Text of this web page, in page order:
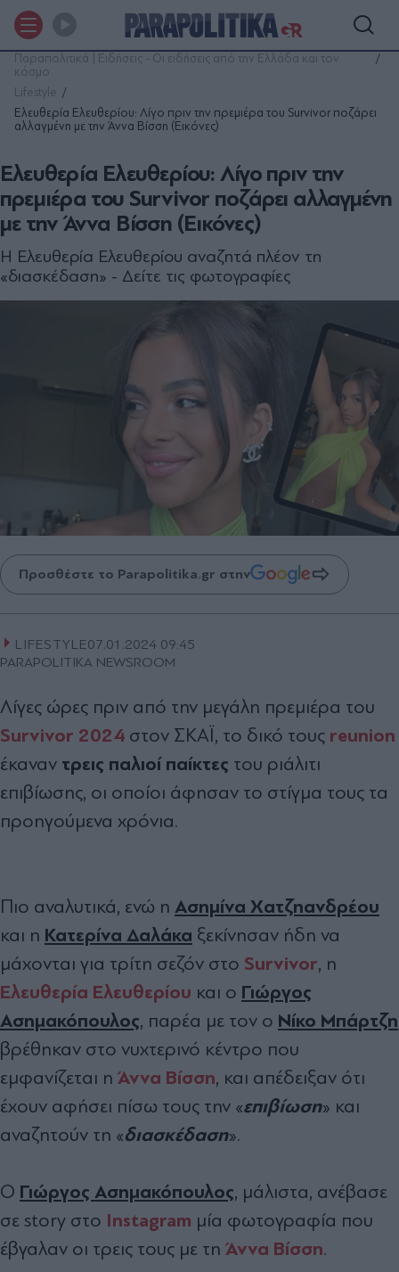
Παραπολιτικά | Ειδήσεις - Οι ειδήσεις από την Ελλάδα και τον
κόσμο
Lifestyle
Ελευθερία Ελευθερίου: Λίγο πριν την πρεμιέρα του Survivor ποζάρει
αλλαγμένη με την Άννα Βίσση (Εικόνες)
Ελευθερία Ελευθερίου: Λίγο πριν την
πρεμιέρα του Survivor ποζάρει αλλαγμένη
με την Άννα Βίσση (Εικόνες)
Η Ελευθερία Ελευθερίου αναζητά πλέον τη
«διασκέδαση» - Δείτε τις φωτογραφίες
Προσθέστε το Parapolitika.gr στην
LIFESTYLE07.01.2024 09:45
PARAPOLITIKA NEWSROOM
Λίγες ώρες πριν από την μεγάλη πρεμιέρα του
Survivor 2024 στον ΣΚΑΪ, το δικό τους reunion
έκαναν τρεις παλιοί παίκτες του ριάλιτι
επιβίωσης, οι οποίοι άφησαν το στίγμα τους τα
προηγούμενα χρόνια.
Πιο αναλυτικά, ενώ η Ασημίνα Χατζηανδρέου
και η Κατερίνα Δαλάκα ξεκίνησαν ήδη να
μάχονται για τρίτη σεζόν στο Survivor, η
Ελευθερία Ελευθερίου και ο Γιώργος
Ασημακόπουλος, παρέα με τον ο Νίκο Μπάρτζη
βρέθηκαν στο νυχτερινό κέντρο που
εμφανίζεται η Άννα Βίσση, και απέδειξαν ότι
έχουν αφήσει πίσω τους την «επιβίωση» και
αναζητούν τη «διασκέδαση».
Ο Γιώργος Ασημακόπουλος, μάλιστα, ανέβασε
σε story στο Instagram μία φωτογραφία που
έβγαλαν οι τρεις τους με τη Άννα Βίσση.